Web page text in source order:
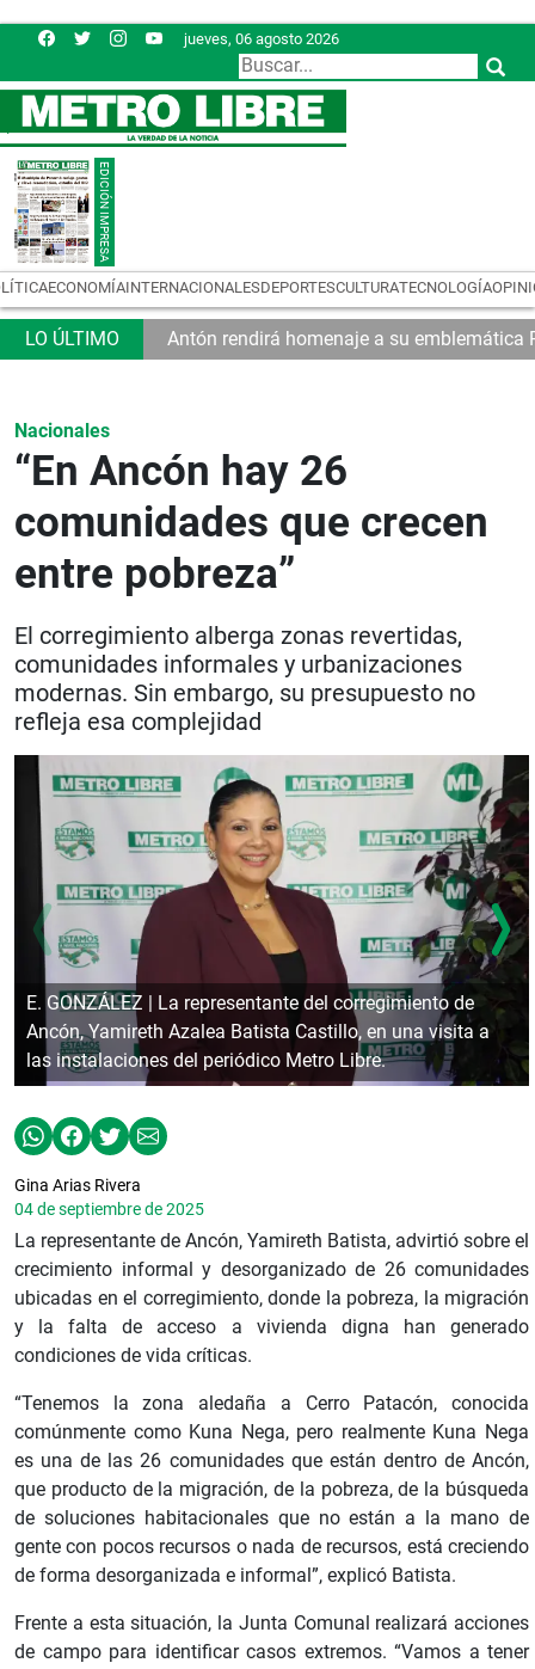
jueves, 06 agosto 2026
ECONOMÍAINTERNACIONALESDEPORTESCULTURATECNOLOGÍA
a las MiPymes Antón rendirá homenaje a su emblemática
Nacionales
“En Ancón hay 26
comunidades que crecen
entre pobreza”
El corregimiento alberga zonas revertidas,
comunidades informales y urbanizaciones
modernas. Sin embargo, su presupuesto no
refleja esa complejidad
E. GONZÁLEZ | La representante del corregimiento de
Ancón, Yamireth Azalea Batista Castillo, en una visita a
las instalaciones del periódico Metro Libre.
Gina Arias Rivera
04 de septiembre de 2025
La representante de Ancón, Yamireth Batista, advirtió sobre el
crecimiento informal y desorganizado de 26 comunidades
ubicadas en el corregimiento, donde la pobreza, la migración
y la falta de acceso a vivienda digna han generado
condiciones de vida críticas.
“Tenemos la zona aledaña a Cerro Patacón, conocida
comúnmente como Kuna Nega, pero realmente Kuna Nega
es una de las 26 comunidades que están dentro de Ancón,
que producto de la migración, de la pobreza, de la búsqueda
de soluciones habitacionales que no están a la mano de
gente con pocos recursos o nada de recursos, está creciendo
de forma desorganizada e informal”, explicó Batista.
Frente a esta situación, la Junta Comunal realizará acciones
de campo para identificar casos extremos. “Vamos a tener